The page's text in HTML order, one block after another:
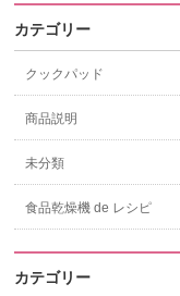
カテゴリー
クックパッド
商品説明
未分類
食品乾燥機 de レシピ
カテゴリー